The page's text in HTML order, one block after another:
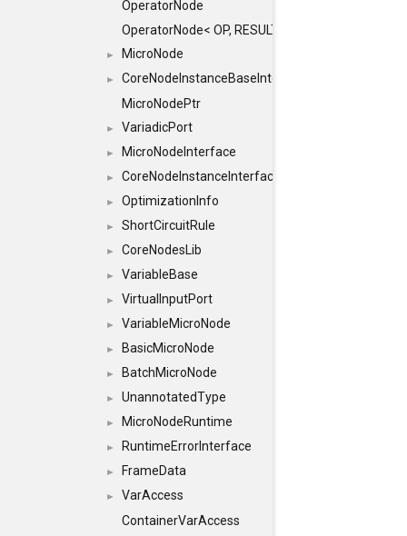
OperatorNode
OperatorNode< OP, RESULT(IN...)>
► MicroNode
►
CoreNodeInstanceBaseInterface
MicroNodePtr
► VariadicPort
► MicroNodeInterface
► CoreNodeInstanceInterface
► OptimizationInfo
► ShortCircuitRule
► CoreNodesLib
► VariableBase
► VirtualInputPort
► VariableMicroNode
► BasicMicroNode
► BatchMicroNode
► UnannotatedType
► MicroNodeRuntime
► RuntimeErrorInterface
► FrameData
►
VarAccess
ContainerVarAccess